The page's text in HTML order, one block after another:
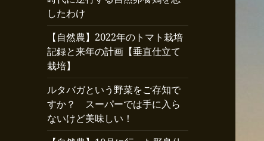
したわけ
【自然農】2022年のトマト栽培
記録と来年の計画【垂直仕立て
栽培】
ルタバガという野菜をご存知で
すか？ スーパーでは手に入ら
ないけど美味しい！